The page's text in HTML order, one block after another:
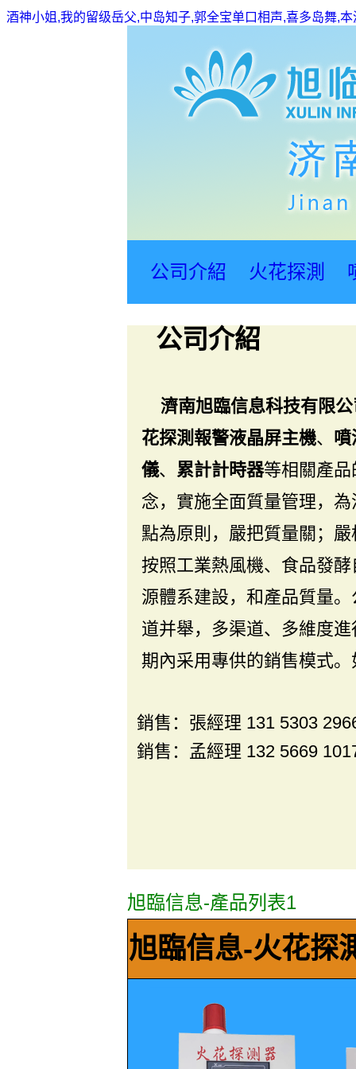
酒神小姐,我的留级岳父,中岛知子,郭全宝单口相声,喜多岛舞,
公司介紹 火花探測
公司介紹
濟南旭臨信息科技有限
花探測報警液晶屏主機、 噴
儀、 累計計時器等相關產
念，實施全面質量管理，
點為原則，嚴把質量關；
按照工業熱風機、食品發
源體系建設，和產品質量
道并舉，多渠道、多維度
期內采用專供的銷售模式
銷售：張經理 131 5303
銷售：孟經理 132 5669
旭臨信息-產品列表1
旭臨信息-火花探